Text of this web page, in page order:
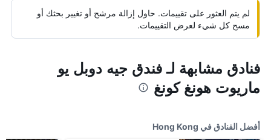
لم يتم العثور على تقييمات. حاول إزالة مرشح أو تغيير بحثك أو
مسح كل شيء لعرض التقييمات.
فنادق مشابهة لـ فندق جيه دوبل يو
ماريوت هونغ كونغ
أفضل الفنادق في Hong Kong